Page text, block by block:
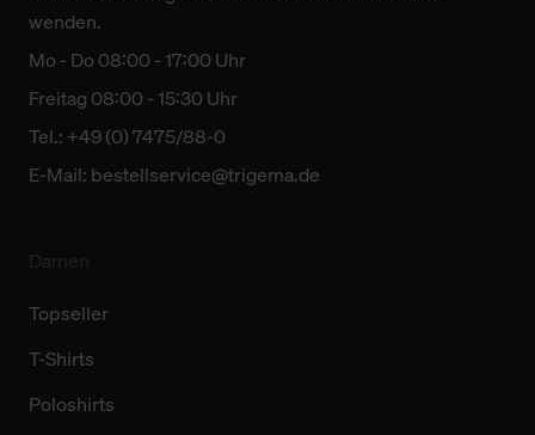
wenden.
Mo - Do 08:00 - 17:00 Uhr
Freitag 08:00 - 15:30 Uhr
Tel.: +49 (0) 7475/88-0
E-Mail: bestellservice@trigema.de
Topseller
T-Shirts
Poloshirts